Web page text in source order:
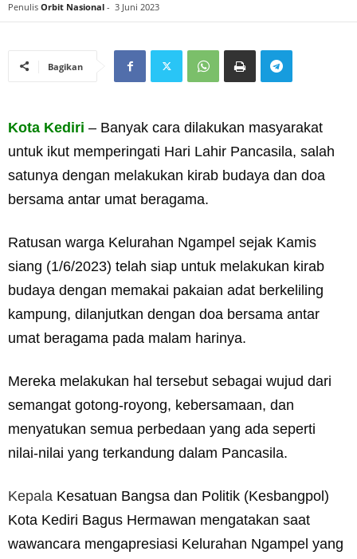
Penulis Orbit Nasional - 3 Juni 2023
Bagikan
Kota Kediri – Banyak cara dilakukan masyarakat
untuk ikut memperingati Hari Lahir Pancasila, salah
satunya dengan melakukan kirab budaya dan doa
bersama antar umat beragama.
Ratusan warga Kelurahan Ngampel sejak Kamis
siang (1/6/2023) telah siap untuk melakukan kirab
budaya dengan memakai pakaian adat berkeliling
kampung, dilanjutkan dengan doa bersama antar
umat beragama pada malam harinya.
Mereka melakukan hal tersebut sebagai wujud dari
semangat gotong-royong, kebersamaan, dan
menyatukan semua perbedaan yang ada seperti
nilai-nilai yang terkandung dalam Pancasila.
Kepala Kesatuan Bangsa dan Politik (Kesbangpol)
Kota Kediri Bagus Hermawan mengatakan saat
wawancara mengapresiasi Kelurahan Ngampel yang